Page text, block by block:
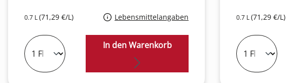
0.7 L(71,29 €/L) Lebensmittelangaben
In den Warenkorb
0.7 L(71,29 €/L)